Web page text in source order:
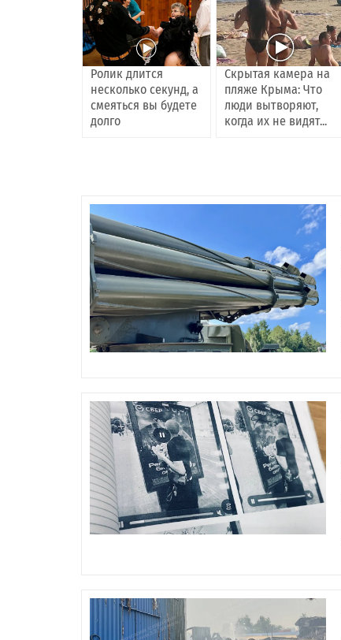
Ролик длится
несколько секунд, а
смеяться вы будете
долго
Скрытая камера на
пляже Крыма: Что
люди вытворяют,
когда их не видят...